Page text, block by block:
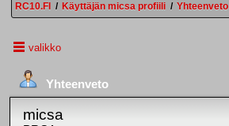
RC10.FI / Käyttäjän micsa profiili / Yhteenveto
valikko
Yhteenveto
micsa